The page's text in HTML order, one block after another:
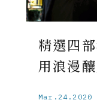
精選四
用浪漫
Mar.24.2020